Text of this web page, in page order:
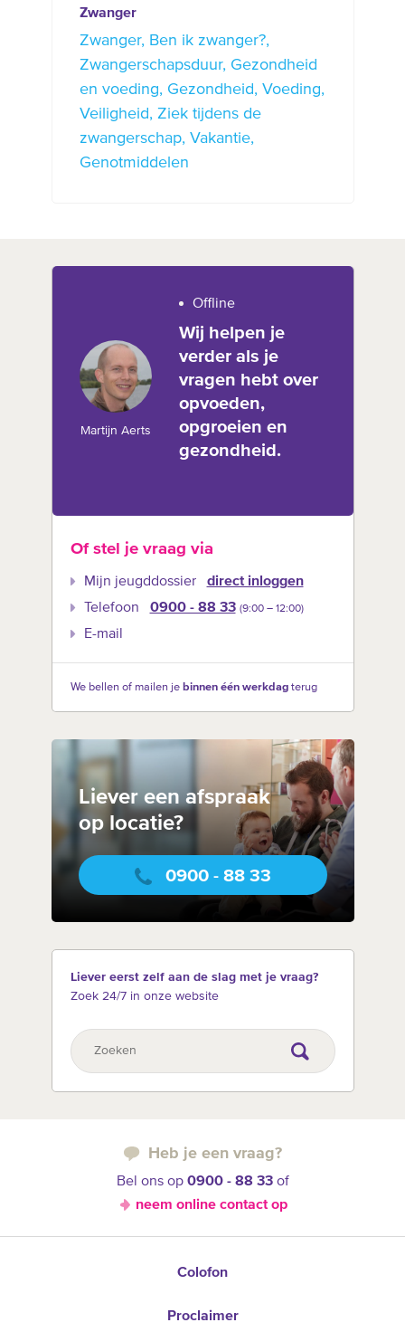
Zwanger
Zwanger
Ben ik zwanger?
Zwangerschapsduur Gezondheid
en voeding
Gezondheid
Voeding
Veiligheid
Ziek tijdens de
zwangerschap Vakantie
Genotmiddelen
Martijn Aerts
Offline
Wij helpen je
verder als je
vragen hebt over
opvoeden,
opgroeien en
gezondheid.
Of stel je vraag via
Mijn jeugddossier
direct inloggen
Telefoon
0900 - 88 33 (9:00 –‍ 12:00)
E-mail
We bellen of mailen je binnen één werkdagterug
Liever een afspraak
op locatie?
0900 - 88 33
Liever eerst zelf aan de slag met je vraag?
Zoek 24/7 in onze website
Heb je een vraag?
Bel ons op 0900 - 88 33of
neem online contact op
Colofon
Proclaimer